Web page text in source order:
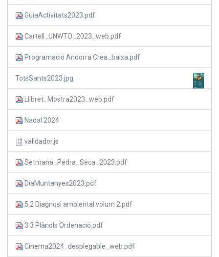
GuiaActivitats2023.pdf
Cartell_UNWTO_2023_web.pdf
Programació Andorra Crea_baixa.pdf
TotsSants2023.jpg
Llibret_Mostra2023_web.pdf
Nadal 2024
validador.js
Setmana_Pedra_Seca_2023.pdf
DiaMuntanyes2023.pdf
5.2 Diagnosi ambiental volum 2.pdf
3.3 Plànols Ordenació.pdf
Cinema2024_desplegable_web.pdf